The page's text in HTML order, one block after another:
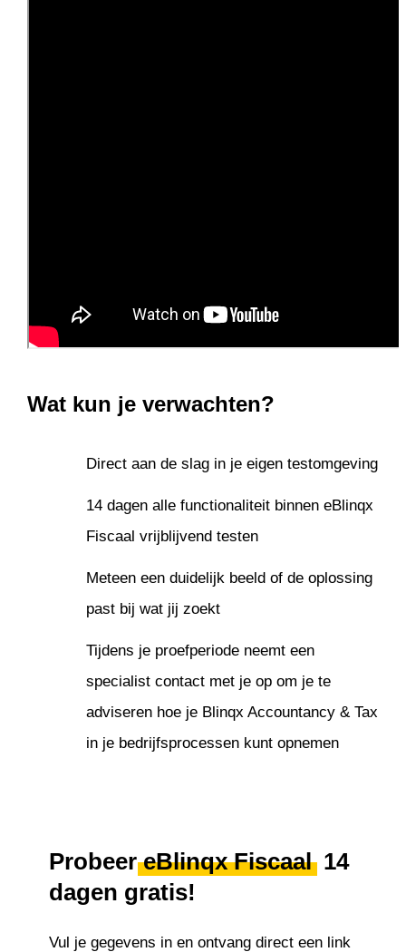
Wat kun je verwachten?
Direct aan de slag in je eigen testomgeving
14 dagen alle functionaliteit binnen eBlinqx
Fiscaal vrijblijvend testen
Meteen een duidelijk beeld of de oplossing
past bij wat jij zoekt
Tijdens je proefperiode neemt een
specialist contact met je op om je te
adviseren hoe je Blinqx Accountancy & Tax
in je bedrijfsprocessen kunt opnemen
ProbeereBlinqx Fiscaal 14
dagen gratis!
Vul je gegevens in en ontvang direct een link